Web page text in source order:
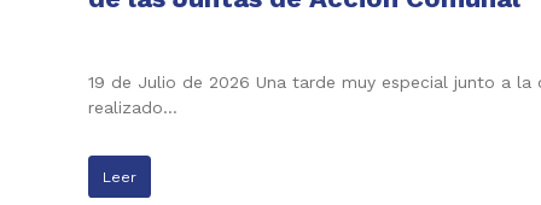
19 de Julio de 2026 Una tarde muy especial junto a
realizado…
Leer